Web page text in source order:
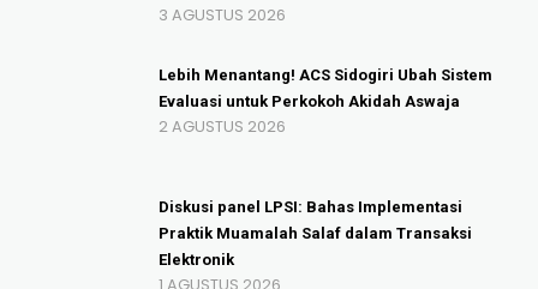
3 AGUSTUS 2026
Lebih Menantang! ACS Sidogiri Ubah Sistem
Evaluasi untuk Perkokoh Akidah Aswaja
2 AGUSTUS 2026
Diskusi panel LPSI: Bahas Implementasi
Praktik Muamalah Salaf dalam Transaksi
Elektronik
1 AGUSTUS 2026